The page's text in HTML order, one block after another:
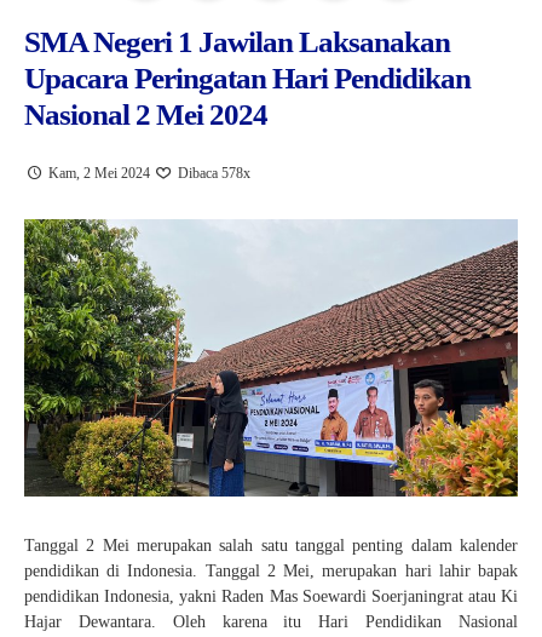
GTK
LABORATORIUM KOMPUTER
LABORATORIUM IPA
MUSHOLA
LAPANGAN OLAHRAGA
RUANG KESEHATAN
KEAMANAN
KANTIN
OSIS dan MPK
PRAMUKA
PASKIBRA
ROHIS.
PALANG MERAH REMAJA (PMR)
SENI
TAEKWONDO
KARATE
PENCAK SILAT
VOLLY
BASKET
FUTSAL
KIrSTIK (Karya Ilmiah Remaja dan Jurnalistik)
SPMB 2026
PRA SPMB 2026
PENDAFTARAN SPMB DOMISILI LINGKUNGAN
HASIL SELEKSI DOMISILI LINGKUNGAN
PENDAFTARAN SPMB JALUR DOMISILI WILAYAH
HASIL SELEKSI DOMISILI WILAYAH
PENDAFTARAN SPMB JALUR AFIRMASI
HASIL SELEKSI AFIRMASI
PENDAFTARAN SPMB JALUR PRESTASI AKADEMIK
HASIL SELEKSI PRESTASI AKADEMIK
JUKNIS SPMB 2026
STPJM SPMB 2026
Download
Kontak
Pengumuman
Pengumuman Kelulusan Peserta Didik Kelas XII Tahun
Pelajaran 2025/2026
SMA Negeri 1 Jawilan Laksanakan
Upacara Peringatan Hari Pendidikan
Nasional 2 Mei 2024
Kam, 2 Mei 2024 Dibaca 578x
Tanggal 2 Mei merupakan salah satu tanggal penting dalam kalender
pendidikan di Indonesia. Tanggal 2 Mei, merupakan hari lahir bapak
pendidikan Indonesia, yakni Raden Mas Soewardi Soerjaningrat atau Ki
Hajar Dewantara. Oleh karena itu Hari Pendidikan Nasional